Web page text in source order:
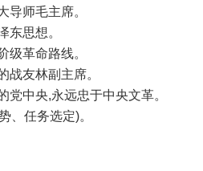
师毛主席。
思想。
革命路线。
友林副主席。
中央,永远忠于中央文革。
、任务选定)。